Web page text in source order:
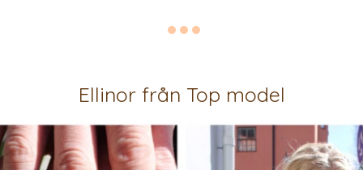
Ellinor från Top model